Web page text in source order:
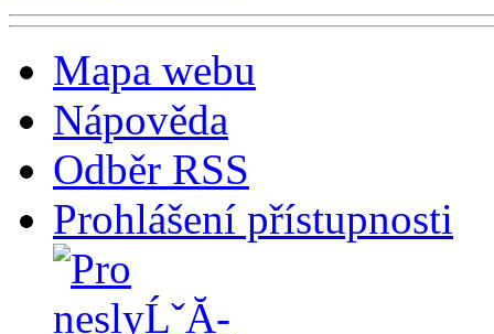
Mapa webu
Nápověda
Odběr RSS
Prohlášení přístupnosti